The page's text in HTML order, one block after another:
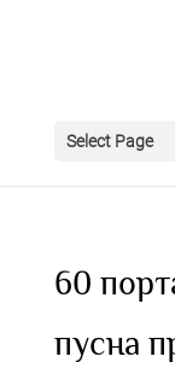
Select Page
60
пусна